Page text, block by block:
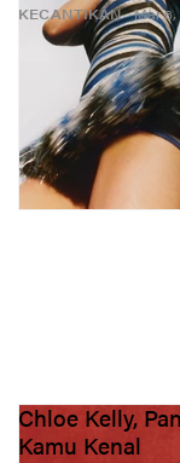
KECANTIKAN Mar 6,
Chloe Kelly,
Kamu Kenal